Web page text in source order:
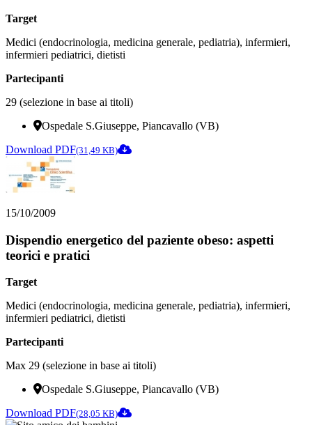
Target
Medici (endocrinologia, medicina generale, pediatria), infermieri,
infermieri pediatrici, dietisti
Partecipanti
29 (selezione in base ai titoli)
Ospedale S.Giuseppe, Piancavallo (VB)
Download PDF(31,49 KB)
15/10/2009
Dispendio energetico del paziente obeso: aspetti
teorici e pratici
Target
Medici (endocrinologia, medicina generale, pediatria), infermieri,
infermieri pediatrici, dietisti
Partecipanti
Max 29 (selezione in base ai titoli)
Ospedale S.Giuseppe, Piancavallo (VB)
Download PDF(28,05 KB)